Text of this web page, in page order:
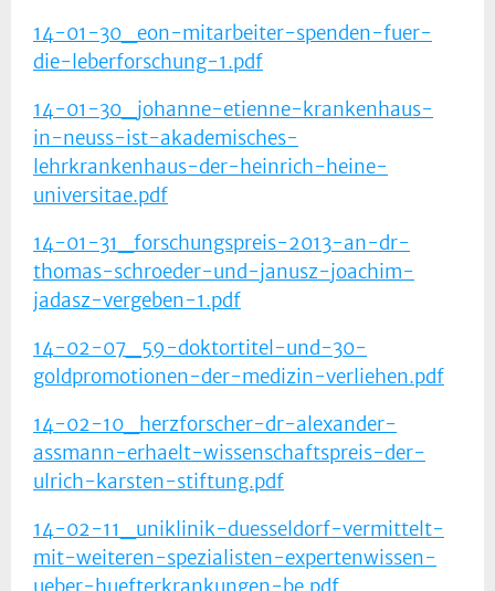
14-01-30_eon-mitarbeiter-spenden-fuer-
die-leberforschung-1.pdf
14-01-30_johanne-etienne-krankenhaus-
in-neuss-ist-akademisches-
lehrkrankenhaus-der-heinrich-heine-
universitae.pdf
14-01-31_forschungspreis-2013-an-dr-
thomas-schroeder-und-janusz-joachim-
jadasz-vergeben-1.pdf
14-02-07_59-doktortitel-und-30-
goldpromotionen-der-medizin-verliehen.pdf
14-02-10_herzforscher-dr-alexander-
assmann-erhaelt-wissenschaftspreis-der-
ulrich-karsten-stiftung.pdf
14-02-11_uniklinik-duesseldorf-vermittelt-
mit-weiteren-spezialisten-expertenwissen-